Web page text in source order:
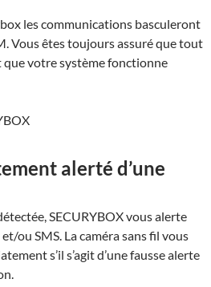
les communications basculeront
Vous êtes toujours assuré que tout
que votre système fonctionne
alerté d’une
SECURYBOXvous alerte
ou SMS. La caméra sans fil vous
s’il s’agit d’une fausse alerte